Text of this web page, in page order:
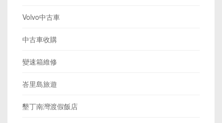
Volvo中古車
中古車收購
變速箱維修
峇里島旅遊
墾丁南灣渡假飯店